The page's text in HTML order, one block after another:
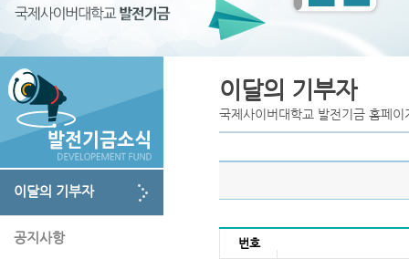
이달의 기부자
공지사항
이달의 기부자
국제사이버대학교 발전기금 홈페이
번호